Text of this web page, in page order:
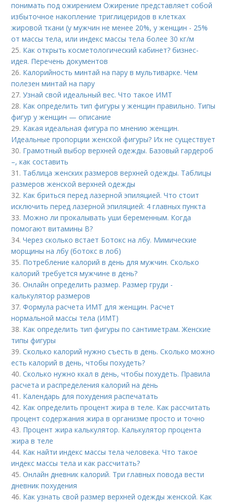
понимать под ожирением Ожирение представляет собой
избыточное накопление триглицеридов в клетках
жировой ткани (у мужчин не менее 20%, у женщин - 25%
от массы тела, или индекс массы тела более 30 кг/м
25. Как открыть косметологический кабинет? бизнес-
идея. Перечень документов
26. Калорийность минтай на пару в мультиварке. Чем
полезен минтай на пару
27.Узнай свой идеальный вес. Что такое ИМТ
28. Как определить тип фигуры у женщин правильно. Типы
фигур у женщин — описание
29. Какая идеальная фигура по мнению женщин.
Идеальные пропорции женской фигуры? Их не существует
30. Грамотный выбор верхней одежды. Базовый гардероб
–, как составить
31. Таблица женских размеров верхней одежды. Таблицы
размеров женской верхней одежды
32. Как бриться перед лазерной эпиляцией. Что стоит
исключить перед лазерной эпиляцией: 4 главных пункта
33. Можно ли прокалывать уши беременным. Когда
помогают витамины B?
34.Через сколько встает Ботокс на лбу. Мимические
морщины на лбу (ботокс в лоб)
35. Потребление калорий в день для мужчин. Сколько
калорий требуется мужчине в день?
36.Онлайн определить размер. Размер груди -
калькулятор размеров
37.Формула расчета ИМТ для женщин. Расчет
нормальной массы тела (ИМТ)
38. Как определить тип фигуры по сантиметрам. Женские
типы фигуры
39.Сколько калорий нужно съесть в день. Сколько можно
есть калорий в день, чтобы похудеть?
40.Сколько нужно ккал в день, чтобы похудеть. Правила
расчета и распределения калорий на день
41. Календарь для похудения распечатать
42. Как определить процент жира в теле. Как рассчитать
процент содержания жира в организме просто и точно
43. Процент жира калькулятор. Калькулятор процента
жира в теле
44. Как найти индекс массы тела человека. Что такое
индекс массы тела и как рассчитать?
45.Онлайн дневник калорий. Три главных повода вести
дневник похудения
46. Как узнать свой размер верхней одежды женской. Как